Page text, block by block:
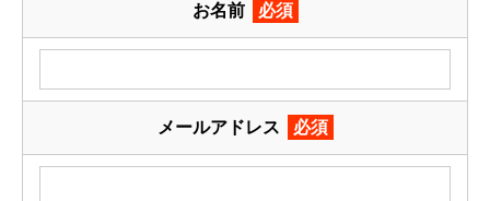
お名前 必須
メールアドレス 必須